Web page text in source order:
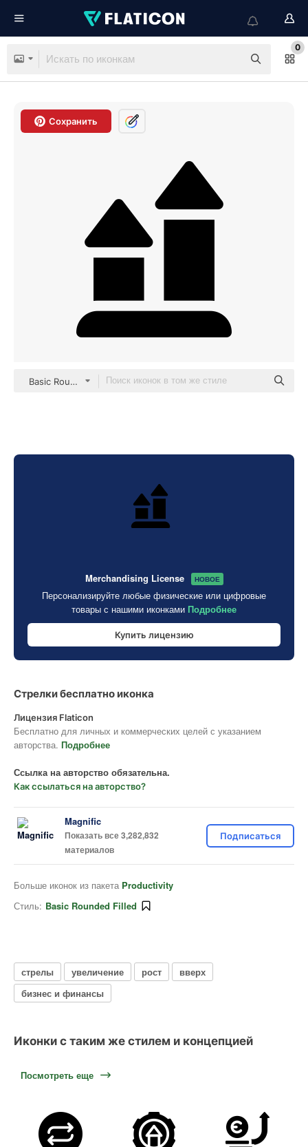
0
Сохранить
Basic Rounded Filled
Merchandising License НОВОЕ
Персонализируйте любые физические или цифровые
товары с нашими иконками Подробнее
Купить лицензию
Стрелки бесплатно иконка
Лицензия Flaticon
Бесплатно для личных и коммерческих целей с указанием
авторства. Подробнее
Ссылка на авторство обязательна.
Как ссылаться на авторство?
Magnific
Показать все 3,282,832
материалов
Подписаться
Больше иконок из пакета Productivity
Стиль: Basic Rounded Filled
стрелы увеличение рост
вверх
бизнес и финансы
Иконки с таким же стилем и концепцией
Посмотреть еще